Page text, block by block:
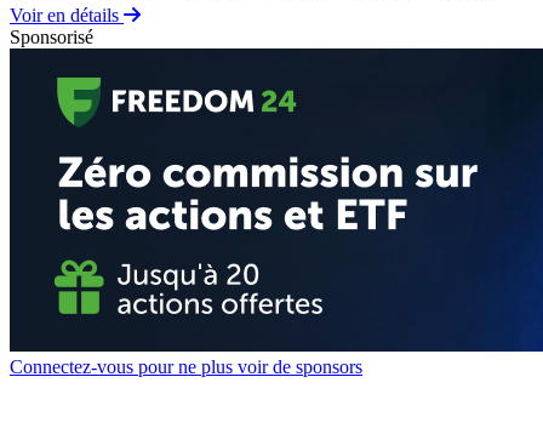
Voir en détails
Sponsorisé
Connectez-vous pour ne plus voir de sponsors